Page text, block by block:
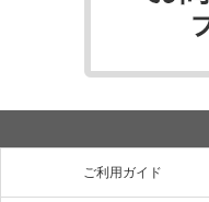
ご利用ガイド